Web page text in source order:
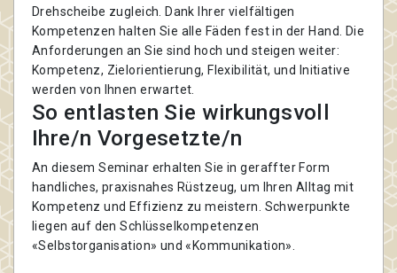
Drehscheibe zugleich. Dank Ihrer vielfältigen
Kompetenzen halten Sie alle Fäden fest in der Hand. Die
Anforderungen an Sie sind hoch und steigen weiter:
Kompetenz, Zielorientierung, Flexibilität, und Initiative
werden von Ihnen erwartet.
So entlasten Sie wirkungsvoll
Ihre/n Vorgesetzte/n
An diesem Seminar erhalten Sie in geraffter Form
handliches, praxisnahes Rüstzeug, um Ihren Alltag mit
Kompetenz und Effizienz zu meistern. Schwerpunkte
liegen auf den Schlüsselkompetenzen
«Selbstorganisation» und «Kommunikation».